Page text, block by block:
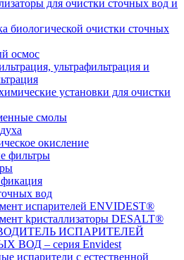
для очистки сточных вод и
биологической очистки сточных
осмос
ультрафильтрация и
установки для очистки
смолы
окисление
фильтры
вод
испарителей ENVIDEST®
kристаллизаторы DESALT®
ИСПАРИТЕЛЕЙ
ВОД – серия Envidest
испарители с естественной